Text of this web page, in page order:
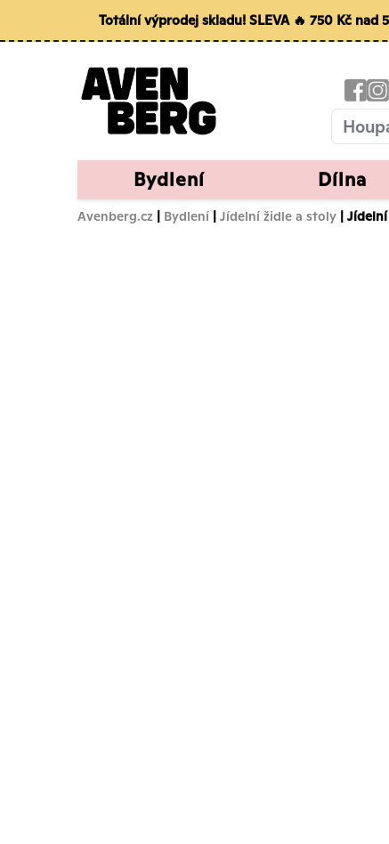
Totální výprodej skladu! SLEVA 🔥 750 Kč nad
Bydlení Dílna
Avenberg.cz | Bydlení | Jídelní židle a stoly | Jídelní